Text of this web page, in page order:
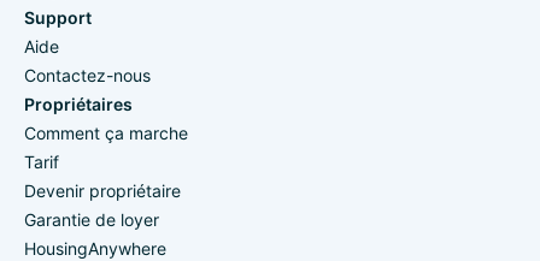
Support
Aide
Contactez-nous
Propriétaires
Comment ça marche
Tarif
Devenir propriétaire
Garantie de loyer
HousingAnywhere